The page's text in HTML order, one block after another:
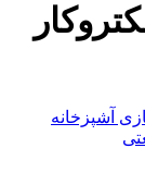
آشپزخانه